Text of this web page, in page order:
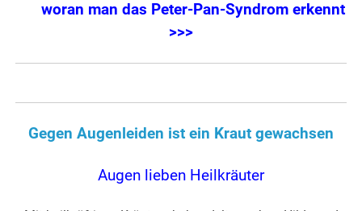
woran man das Peter-Pan-Syndrom erkennt
>>>
Gegen Augenleiden ist ein Kraut gewachsen
Augen lieben Heilkräuter